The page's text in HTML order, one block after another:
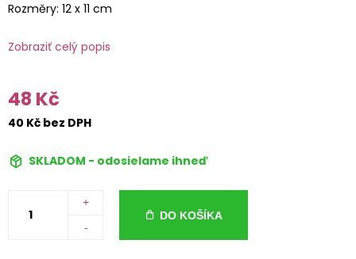
Rozměry: 12 x 11 cm
Zobraziť celý popis
48 Kč
40 Kč bez DPH
SKLADOM - odosielame ihneď
+
-
DO KOŠÍKA